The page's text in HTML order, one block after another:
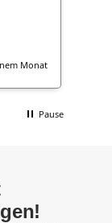
Monat
Pause